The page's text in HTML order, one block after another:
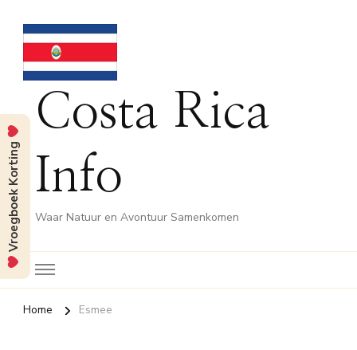
Costa Rica
Info
Waar Natuur en Avontuur Samenkomen
Home Esmee
Vroegboek Korting